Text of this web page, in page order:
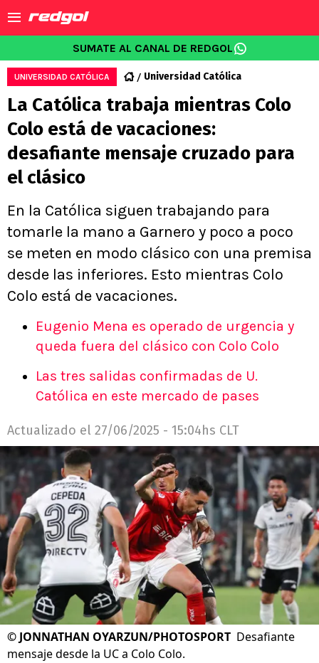
SUMATE AL CANAL DE REDGOL
UNIVERSIDAD CATÓLICA Universidad Católica
La Católica trabaja mientras Colo
Colo está de vacaciones:
desafiante mensaje cruzado para
el clásico
En la Católica siguen trabajando para
tomarle la mano a Garnero y poco a poco
se meten en modo clásico con una premisa
desde las inferiores. Esto mientras Colo
Colo está de vacaciones.
Eugenio Mena es operado de urgencia y
queda fuera del clásico con Colo Colo
Las tres salidas confirmadas de U.
Católica en este mercado de pases
Actualizado el 27/06/2025 - 15:04hs CLT
©JONNATHAN OYARZUN/PHOTOSPORT Desafiante
mensaje desde la UC a Colo Colo.